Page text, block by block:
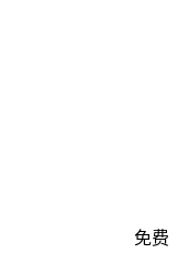
免费